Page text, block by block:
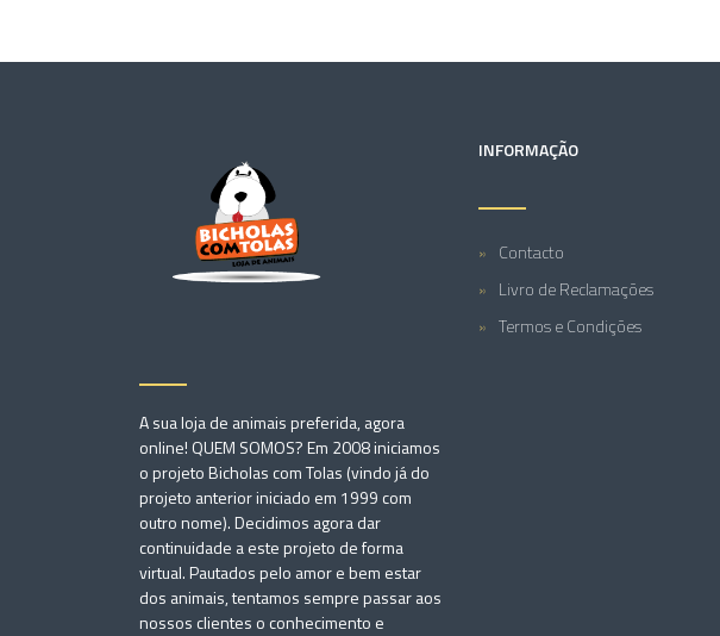
A sua loja de animais preferida, agora
online! QUEM SOMOS? Em 2008 iniciamos
o projeto Bicholas com Tolas (vindo já do
projeto anterior iniciado em 1999 com
outro nome). Decidimos agora dar
continuidade a este projeto de forma
virtual. Pautados pelo amor e bem estar
dos animais, tentamos sempre passar aos
nossos clientes o conhecimento e
INFORMAÇÃO
Contacto
Livro de Reclamações
Termos e Condições